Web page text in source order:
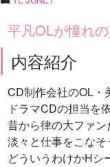
平凡OLが憧れ
内容紹介
CD制作会社のOL・
ドラマCDの担当を
昔から律の大ファン
淡々と仕事をこなそ
どういうわけかHシ